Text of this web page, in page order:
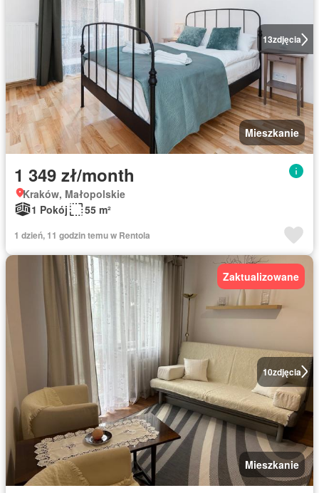
13zdjęcia
Mieszkanie
1 349 zł/month
Kraków, Małopolskie
1 Pokój
55 m²
1 dzień, 11 godzin temu w Rentola
10zdjęcia
Zaktualizowane
Mieszkanie